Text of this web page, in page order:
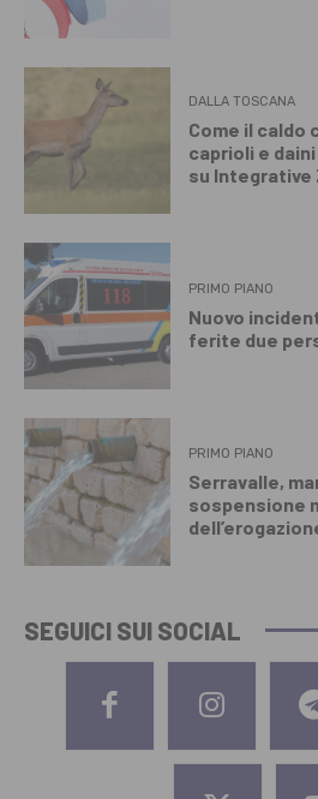
DALLA TOSCANA
Come il caldo
caprioli e
su Integrative
PRIMO PIANO
Nuovo
ferite due
PRIMO PIANO
Serravalle,
sospensione
SEGUICI SUI SOCIAL